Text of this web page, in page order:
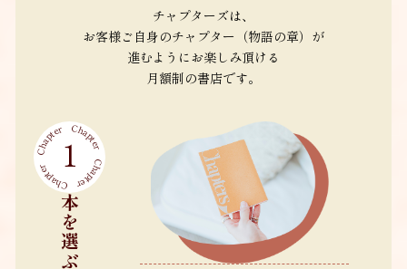
チャプターズは、
お客様ご自身のチャプター（物語の章）が
進むようにお楽しみ頂ける
月額制の書店です。
1Chapter
Chapter
ChapterChapter
本を選ぶ